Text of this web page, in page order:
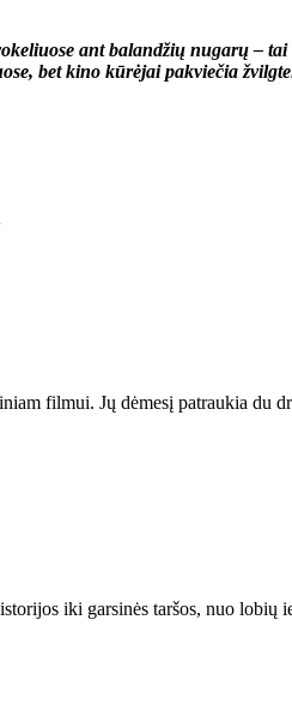
ant balandžių nugarų –
bet kino kūrėjai pakviečia
filmui. Jų dėmesį patraukia du
iki garsinės taršos, nuo lobių